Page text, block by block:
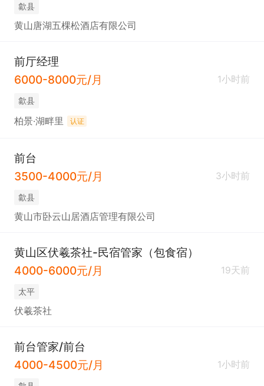
歙县
黄山唐湖五棵松酒店有限公司
前厅经理
6000-8000元/月
1小时前
歙县
柏景·湖畔里 认证
前台
3500-4000元/月
3小时前
歙县
黄山市卧云山居酒店管理有限公司
黄山区伏羲茶社-民宿管家（包食宿）
4000-6000元/月
19天前
太平
伏羲茶社
前台管家/前台
4000-4500元/月
1小时前